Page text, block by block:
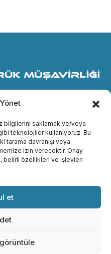
bilgilerini saklamak ve/veya
teknolojiler kullanıyoruz. Bu
davranışı veya
izin verecektir. Onay
belirli özellikleri ve işlevleri
et
methodda
Metni